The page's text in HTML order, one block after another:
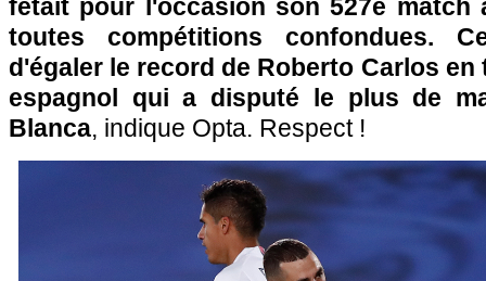
fêtait pour l'occasion son 527e match
toutes compétitions confondues.
d'égaler le record de Roberto Carlos
espagnol qui a disputé le plus de
Blanca, indique Opta. Respect !